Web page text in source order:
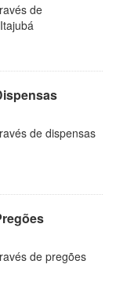
de
de dispensas
de pregões